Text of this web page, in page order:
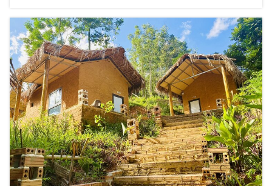
dưỡng gia đình, cặp đôi hoặc tổ chức sự kiện, hội thảo.